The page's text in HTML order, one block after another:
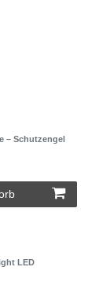
– Schutzengel
LED